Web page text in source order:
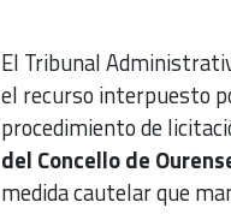
El Tribunal
el recurso interpuesto
procedimiento de
del Concello de
medida cautelar que